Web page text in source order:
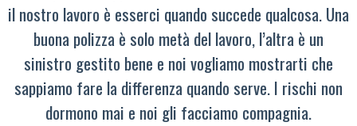
il nostro lavoro è esserci quando succede qualcosa. Una
buona polizza è solo metà del lavoro, l’altra è un
sinistro gestito bene e noi vogliamo mostrarti che
sappiamo fare la differenza quando serve. I rischi non
dormono mai e noi gli facciamo compagnia.